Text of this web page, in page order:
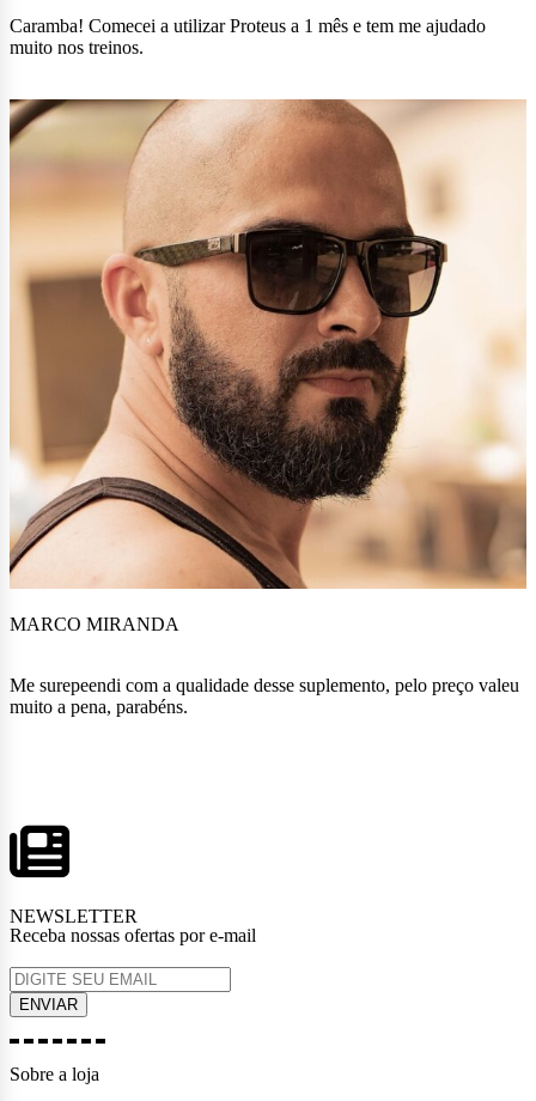
Caramba! Comecei a utilizar Proteus a 1 mês e tem me ajudado
muito nos treinos.
MARCO MIRANDA
Me surepeendi com a qualidade desse suplemento, pelo preço valeu
muito a pena, parabéns.
NEWSLETTER
Receba nossas ofertas por e-mail
Sobre a loja